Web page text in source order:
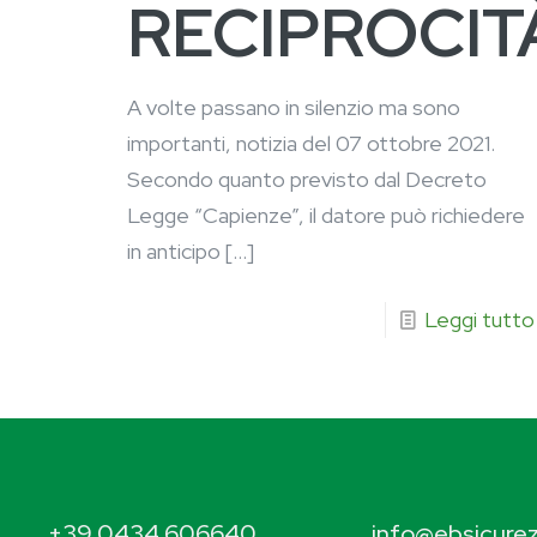
A volte passano in silenzio ma sono
importanti, notizia del 07 ottobre 2021.
Secondo quanto previsto dal Decreto
Legge “Capienze”, il datore può richiedere
in anticipo […]
Leggi tutto